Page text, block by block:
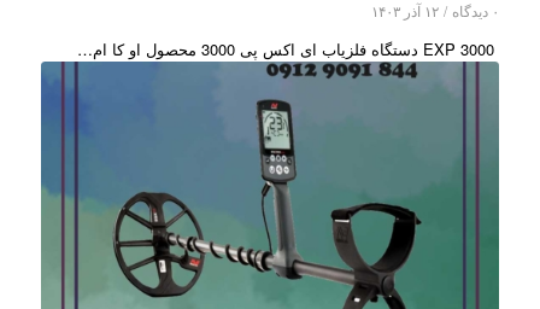
۰ دیدگاه / ۱۲ آذر ۱۴۰۳